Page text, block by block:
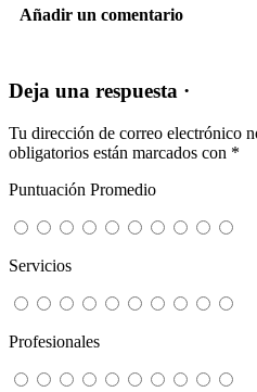
Añadir un comentario
Deja una respuesta ·
Tu dirección de correo electrónico
obligatorios están marcados con *
Puntuación Promedio
Servicios
Profesionales